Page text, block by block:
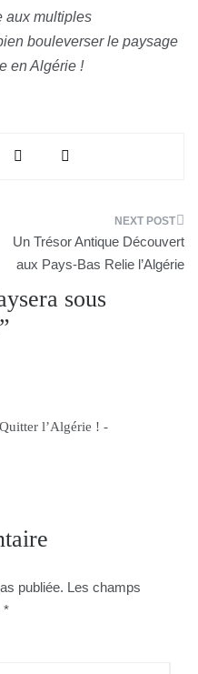
aux multiples
bouleverser le paysage
en Algérie !
Un Trésor Antique Découvert
aux Pays-Bas Relie l’Algérie
sous
”
l’Algérie ! -
publiée. Les champs
*